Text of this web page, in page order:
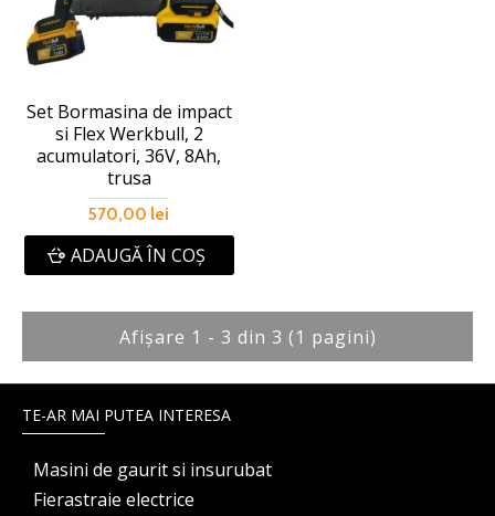
Set Bormasina de impact
si Flex Werkbull, 2
acumulatori, 36V, 8Ah,
trusa
570,00 lei
ADAUGĂ ÎN COŞ
Afişare 1 - 3 din 3 (1 pagini)
TE-AR MAI PUTEA INTERESA
Masini de gaurit si insurubat
Fierastraie electrice